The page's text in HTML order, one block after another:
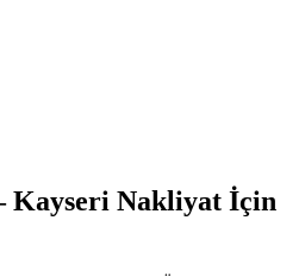
Kayseri Nakliyat İçin